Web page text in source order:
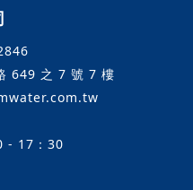
649 之 7 號 7 樓
- 17：30